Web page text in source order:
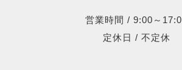
営業時間 / 9:00～
定休日 / 不定休